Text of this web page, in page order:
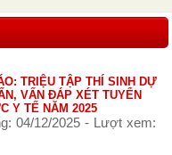
TRIỆU TẬP THÍ SINH DỰ
VẤN ĐÁP XÉT TUYỂN
Y TẾ NĂM 2025
04/12/2025 - Lượt xem: